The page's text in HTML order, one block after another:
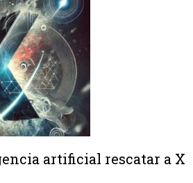
artificial rescatar a X